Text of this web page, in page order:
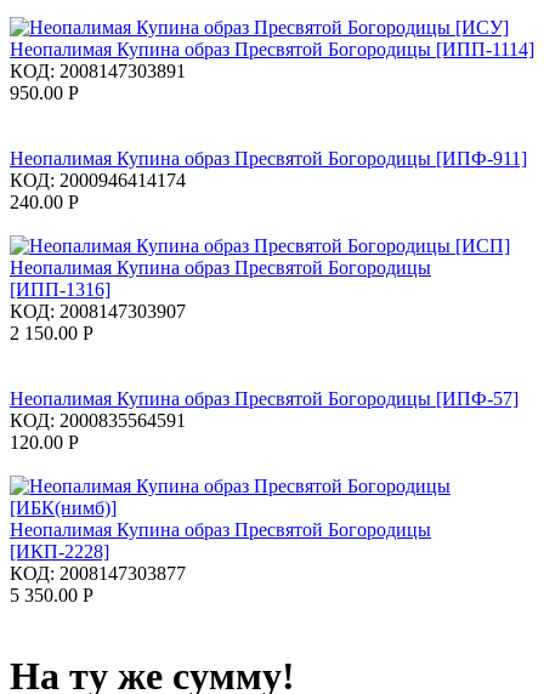
Неопалимая Купина образ Пресвятой Богородицы [ИПП-1114]
КОД: 2008147303891
950.00 Р
Неопалимая Купина образ Пресвятой Богородицы [ИПФ-911]
КОД: 2000946414174
240.00 Р
Неопалимая Купина образ Пресвятой Богородицы
[ИПП-1316]
КОД: 2008147303907
2 150.00 Р
Неопалимая Купина образ Пресвятой Богородицы [ИПФ-57]
КОД: 2000835564591
120.00 Р
Неопалимая Купина образ Пресвятой Богородицы
[ИКП-2228]
КОД: 2008147303877
5 350.00 Р
На ту же сумму!